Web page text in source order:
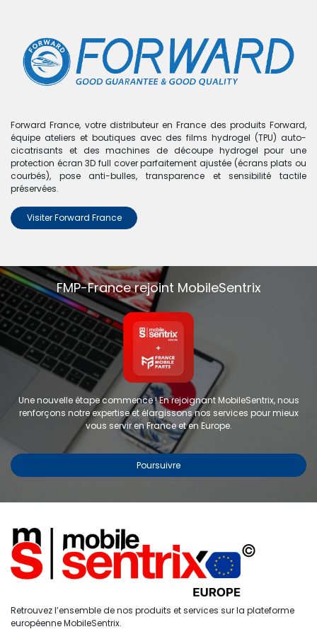
Étiquettes
Accueil Recherche
0
Compte
Boutique 0 articles trouvés.
Nous n'avons trouvé aucun
produit !
Aucun produit défini dans la catégorieNova 7I.
Forward France, votre distributeur en France des produits Forward,
équipe ateliers et boutiques avec des films hydrogel (TPU) auto-
cicatrisants et des machines de découpe hydrogel pour une
protection écran 3D full cover parfaitement ajustée (écrans plats ou
courbés), pose anti-bulles, transparence et sensibilité tactile
préservées.
Visiter Forward France
FMP-France rejoint MobileSentrix
Une nouvelle étape commence ! En rejoignant MobileSentrix, nous
renforçons notre expertise et élargissons nos services pour mieux
vous servir en France et en Europe.
Poursuivre
Retrouvez l’ensemble de nos produits et services sur la plateforme
européenne MobileSentrix.
Copyright © 2024 FMP-France. Tous droits réservés